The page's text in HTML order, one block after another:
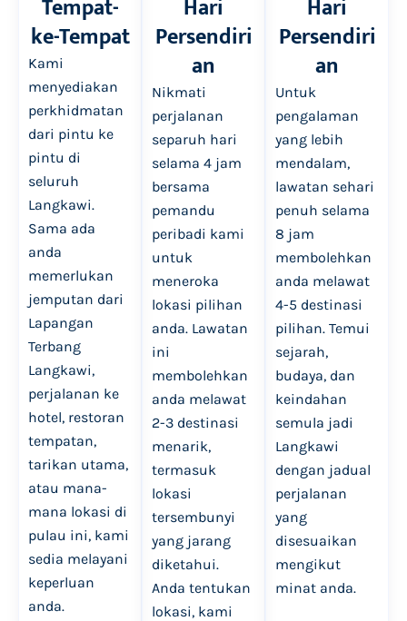
Tempat-
ke-Tempat
Kami
menyediakan
perkhidmatan
dari pintu ke
pintu di
seluruh
Langkawi.
Sama ada
anda
memerlukan
jemputan dari
Lapangan
Terbang
Langkawi,
perjalanan ke
hotel, restoran
tempatan,
tarikan utama,
atau mana-
mana lokasi di
pulau ini, kami
sedia melayani
keperluan
anda.
Hari
Persendiri
an
Nikmati
perjalanan
separuh hari
selama 4 jam
bersama
pemandu
peribadi kami
untuk
meneroka
lokasi pilihan
anda. Lawatan
ini
membolehkan
anda melawat
2-3 destinasi
menarik,
termasuk
lokasi
tersembunyi
yang jarang
diketahui.
Anda tentukan
lokasi, kami
Hari
Persendiri
an
Untuk
pengalaman
yang lebih
mendalam,
lawatan sehari
penuh selama
8 jam
membolehkan
anda melawat
4-5 destinasi
pilihan. Temui
sejarah,
budaya, dan
keindahan
semula jadi
Langkawi
dengan jadual
perjalanan
yang
disesuaikan
mengikut
minat anda.